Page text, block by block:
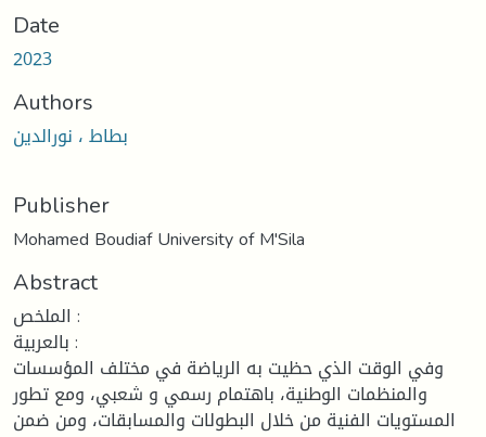
Date
2023
Authors
بطاط ، نورالدين
Publisher
Mohamed Boudiaf University of M'Sila
Abstract
الملخص :
بالعربية :
وفي الوقت الذي حظيت به الرياضة في مختلف المؤسسات
والمنظمات الوطنية، باهتمام رسمي و شعبي، ومع تطور
المستويات الفنية من خلال البطولات والمسابقات، ومن ضمن